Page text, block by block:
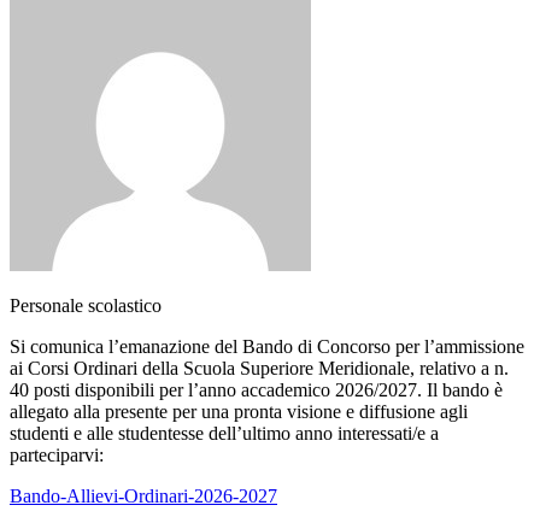
Personale scolastico
Si comunica l’emanazione del Bando di Concorso per l’ammissione
ai Corsi Ordinari della Scuola Superiore Meridionale, relativo a n.
40 posti disponibili per l’anno accademico 2026/2027. Il bando è
allegato alla presente per una pronta visione e diffusione agli
studenti e alle studentesse dell’ultimo anno interessati/e a
parteciparvi:
Bando-Allievi-Ordinari-2026-2027